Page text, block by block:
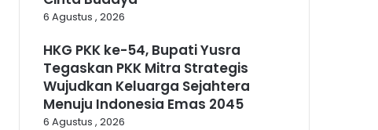
6 Agustus , 2026
HKG PKK ke-54, Bupati Yusra
Tegaskan PKK Mitra Strategis
Wujudkan Keluarga Sejahtera
Menuju Indonesia Emas 2045
6 Agustus , 2026